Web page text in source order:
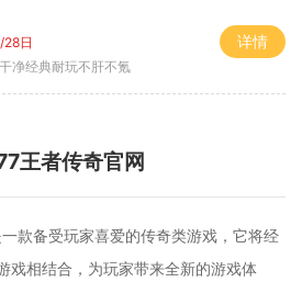
日
净经典耐玩不肝不氪
详情
王者传奇官网
款备受玩家喜爱的传奇类游戏，它将经
戏相结合，为玩家带来全新的游戏体